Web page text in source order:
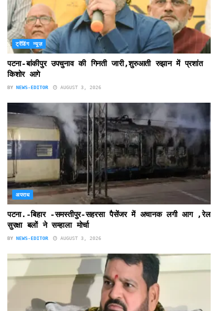
ट्रेंडिंग न्यूज़
पटना-बांकीपुर उपचुनाव की गिनती जारी,शुरुआती रुझान में प्रशांत
किशोर आगे
BY NEWS-EDITOR AUGUST 3, 2026
अपराध
पटना.-बिहार -समस्तीपुर-सहरसा पैसेंजर में अचानक लगी आग ,रेल
सुरक्षा बलों ने सम्हाला मोर्चा
BY NEWS-EDITOR AUGUST 3, 2026